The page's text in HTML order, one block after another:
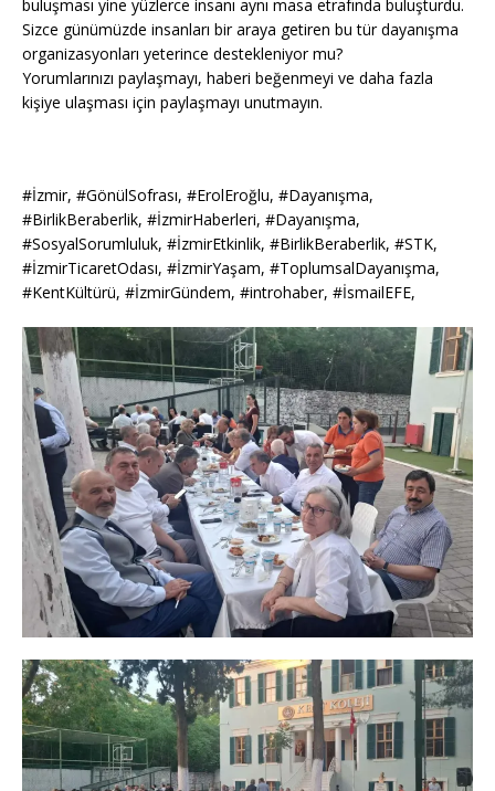
buluşması yine yüzlerce insanı aynı masa etrafında buluşturdu.
Sizce günümüzde insanları bir araya getiren bu tür dayanışma
organizasyonları yeterince destekleniyor mu?
Yorumlarınızı paylaşmayı, haberi beğenmeyi ve daha fazla
kişiye ulaşması için paylaşmayı unutmayın.
#İzmir, #GönülSofrası, #ErolEroğlu, #Dayanışma,
#BirlikBeraberlik, #İzmirHaberleri, #Dayanışma,
#SosyalSorumluluk, #İzmirEtkinlik, #BirlikBeraberlik, #STK,
#İzmirTicaretOdası, #İzmirYaşam, #ToplumsalDayanışma,
#KentKültürü, #İzmirGündem, #introhaber, #İsmailEFE,